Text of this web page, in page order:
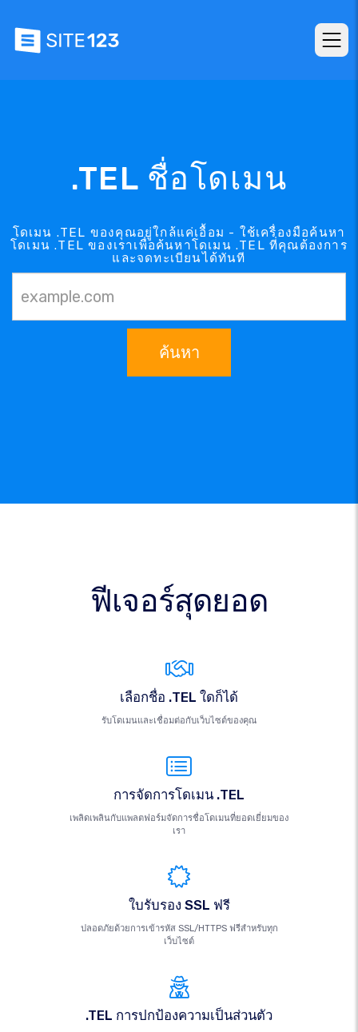
.TEL ชื่อโดเมน
โดเมน .TEL ของคุณอยู่ใกล้แค่เอื้อม - ใช้เครื่องมือค้นหา
โดเมน .TEL ของเราเพื่อค้นหาโดเมน .TEL ที่คุณต้องการ
และจดทะเบียนได้ทันที
ค้นหา
ฟีเจอร์สุดยอด
เลือกชื่อ .TEL ใดก็ได้
รับโดเมนและเชื่อมต่อกับเว็บไซต์ของคุณ
การจัดการโดเมน .TEL
เพลิดเพลินกับแพลตฟอร์มจัดการชื่อโดเมนที่ยอดเยี่ยมของ
เรา
ใบรับรอง SSL ฟรี
ปลอดภัยด้วยการเข้ารหัส SSL/HTTPS ฟรีสำหรับทุก
เว็บไซต์
.TEL การปกป้องความเป็นส่วนตัว